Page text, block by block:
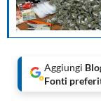
Aggiungi
Fonti